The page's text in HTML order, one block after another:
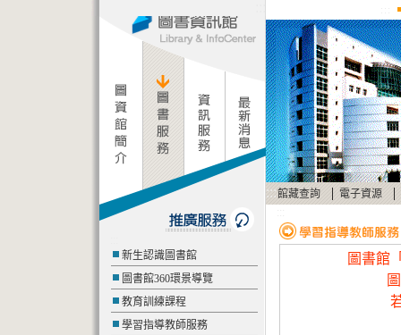
新生認識圖書館
圖書館360環景導覽
教育訓練課程
學習指導教師服務
:::館藏查詢 | 電子資源 |
圖書館